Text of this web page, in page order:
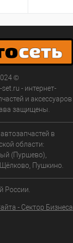
©
- интернет-
и аксессуаров
защищены.
в
области:
(Пуршево),
Пушкино.
России.
- Сектор Бизнеса